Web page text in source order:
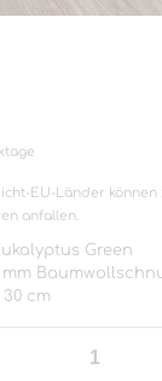
EU-Länder können
anfallen.
Green
cm